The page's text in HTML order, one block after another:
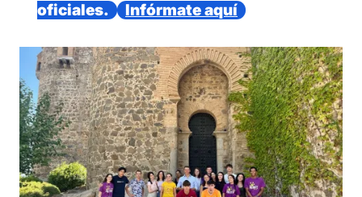
oficiales.
Infórmate aquí